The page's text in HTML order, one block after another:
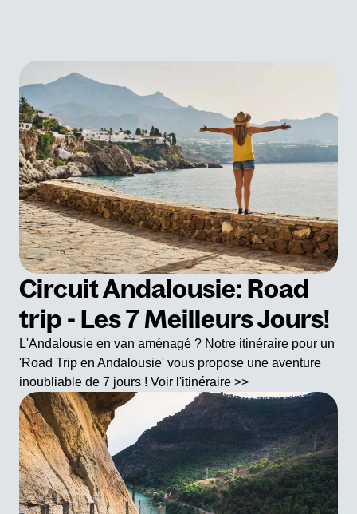
Circuit Andalousie: Road
trip - Les 7 Meilleurs Jours!
L'Andalousie en van aménagé ? Notre itinéraire pour un
'Road Trip en Andalousie' vous propose une aventure
inoubliable de 7 jours ! Voir l'itinéraire >>